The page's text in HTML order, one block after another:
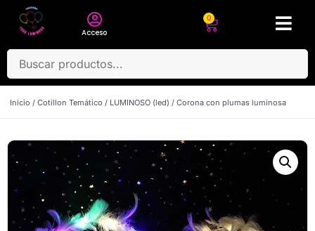
Acceso
0
Inicio / Cotillon Temático / LUMINOSO (led) / Corona con plumas luminosa